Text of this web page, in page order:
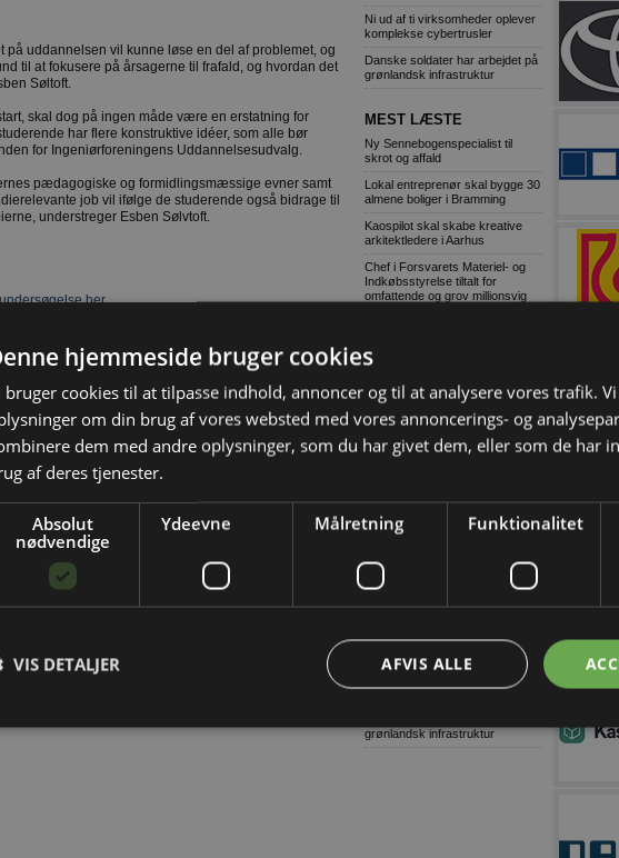
på uddannelsen vil kunne løse en del af problemet, og
til at fokusere på årsagerne til frafald, og hvordan det
Søltoft.
skal dog på ingen måde være en erstatning for
har flere konstruktive idéer, som alle bør
for Ingeniørforeningens Uddannelsesudvalg.
pædagogiske og formidlingsmæssige evner samt
job vil ifølge de studerende også bidrage til
understreger Esben Sølvtoft.
her…
Ni ud af ti virksomheder oplever
komplekse cybertrusler
Danske soldater har arbejdet på
grønlandsk infrastruktur
MEST LÆSTE
Ny Sennebogenspecialist til
skrot og affald
Lokal entreprenør skal bygge 30
almene boliger i Bramming
Kaospilot skal skabe kreative
arkitektledere i Aarhus
Chef i Forsvarets Materiel- og
Indkøbsstyrelse tiltalt for
omfattende og grov millionsvig
9 ud af 10: Stop links i e-mails
Dansk AI-platform dyster mod
globale giganter om pris
Tetra Pak lancerer digital
overvågning til isproduktion
Træn skolevejen med dit barn
mængder
skab tryggere trafik ved skolen
Lagerudlejning blandt årets
Ni ud af ti virksomheder oplever
komplekse cybertrusler
grønlandsk infrastruktur
hjemmeside bruger cookies
bruger cookies til at tilpasse indhold, annoncer og til at analysere vores trafik.
om din brug af vores websted med vores annoncerings- og
dem med andre oplysninger, som du har givet dem, eller som de har
af deres tjenester.
Absolut
nødvendige
Ydeevne Målretning Funktionalitet
AFVIS ALLE
VIS DETALJER